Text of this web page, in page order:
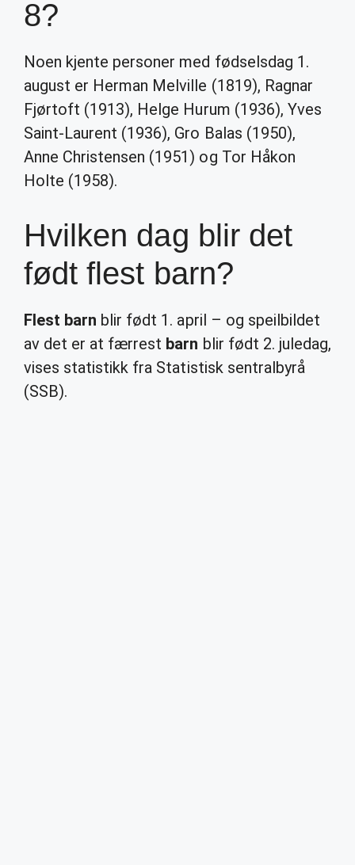
8?
Noen kjente personer med fødselsdag 1.
august er Herman Melville (1819), Ragnar
Fjørtoft (1913), Helge Hurum (1936), Yves
Saint-Laurent (1936), Gro Balas (1950),
Anne Christensen (1951) og Tor Håkon
Holte (1958).
Hvilken dag blir det
født flest barn?
Flest barn blir født 1. april – og speilbildet
av det er at færrest barn blir født 2. juledag,
vises statistikk fra Statistisk sentralbyrå
(SSB).